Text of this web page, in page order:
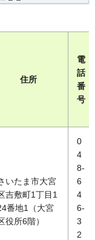
住所
電
話
番
号
いたま市大宮
吉敷町1丁目1
番地1（大宮
役所6階）
0
4
8-
6
4
6-
3
2